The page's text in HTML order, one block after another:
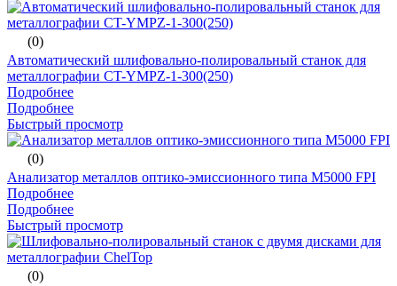
(0)
Автоматический шлифовально-полировальный станок для
металлографии CT-YMPZ-1-300(250)
Подробнее
Подробнее
Быстрый просмотр
(0)
Анализатор металлов оптико-эмиссионного типа М5000 FPI
Подробнее
Подробнее
Быстрый просмотр
(0)